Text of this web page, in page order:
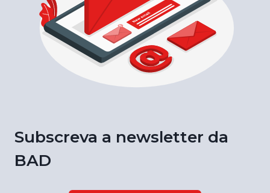
Subscreva a newsletter da
BAD